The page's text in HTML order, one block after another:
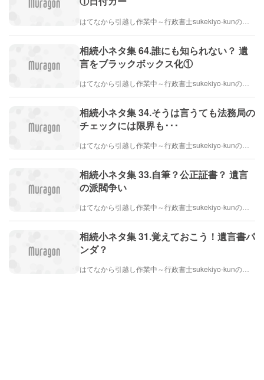
相続小ネタ集 64.誰にも知られない？ 遺
言をブラックボックス化①
相続小ネタ集 34.そうは言うても法務局の
チェックには限界も･･･
相続小ネタ集 33.自筆？公正証書？ 遺言
の派閥争い
相続小ネタ集 31.覚えておこう！遺言書パ
ンダ？